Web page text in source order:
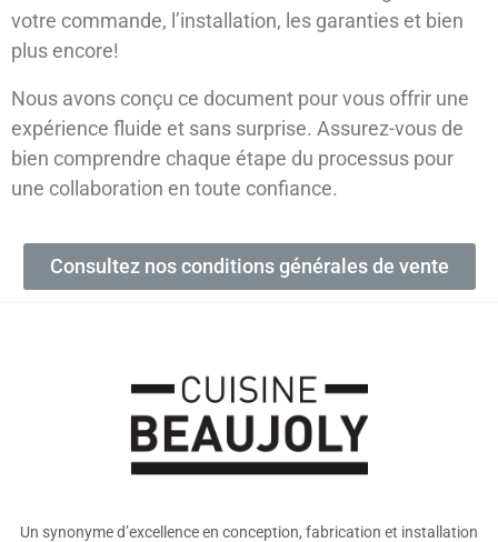
votre commande, l’installation, les garanties et bien
plus encore!
Nous avons conçu ce document pour vous offrir une
expérience fluide et sans surprise. Assurez-vous de
bien comprendre chaque étape du processus pour
une collaboration en toute confiance.
Consultez nos conditions générales de vente
Un synonyme d’excellence en conception, fabrication et installation